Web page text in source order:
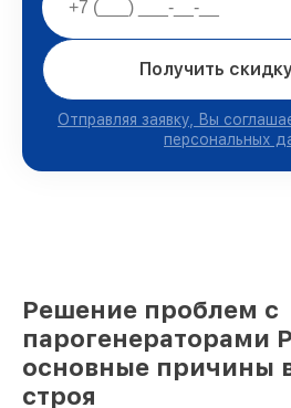
Получить
Отправляя заявку, Вы
персональных
Решение проблем с
парогенераторами
основные причины
строя